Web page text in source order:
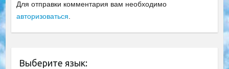
Для отправки комментария вам необходимо
авторизоваться.
Выберите язык: